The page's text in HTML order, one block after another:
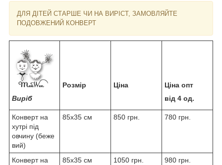
ДЛЯ ДІТЕЙ СТАРШЕ ЧИ НА ВИРІСТ, ЗАМОВЛЯЙТЕ
ПОДОВЖЕНИЙ КОНВЕРТ
Виріб
Розмір Ціна
Ціна опт
від 4 од.
Конверт на
хутрі під
овчину (беже
вий)
85x35 см 850 грн. 780 грн.
Конверт на
85x35 см 1050 грн. 980 грн.